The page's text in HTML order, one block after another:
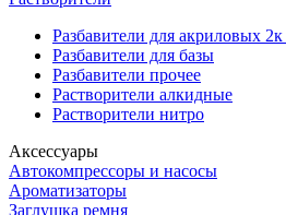
Разбавители для акриловых
Разбавители для базы
Разбавители прочее
Растворители алкидные
Растворители нитро
Аксессуары
Автокомпрессоры и насосы
Ароматизаторы
Заглушка ремня